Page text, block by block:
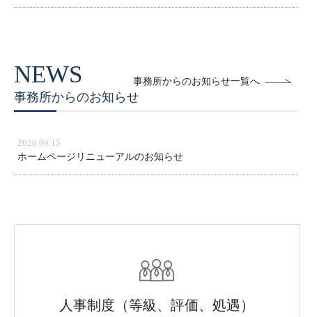
事務所からのお知らせ
事務所からのお知らせ一覧へ
2026.06.15
ホームページリニューアルのお知らせ
人事制度（等級、評価、処遇）